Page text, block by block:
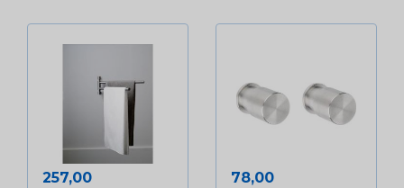
Prijs
257,00 Prijs
78,00